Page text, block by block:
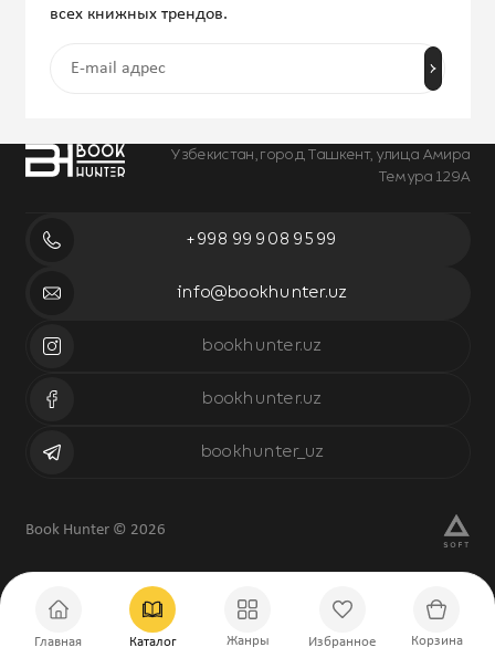
Главная Каталог Жанры Избранное Корзина
Узбекистан, город Ташкент, улица Амира
Темура 129А
+998 99 908 95 99
info@bookhunter.uz
bookhunter.uz
bookhunter.uz
bookhunter_uz
всех книжных трендов.
Book Hunter © 2026